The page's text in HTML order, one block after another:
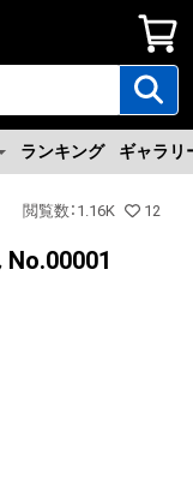
ランキング ギャラリ
閲覧数 ： 1.16K 12